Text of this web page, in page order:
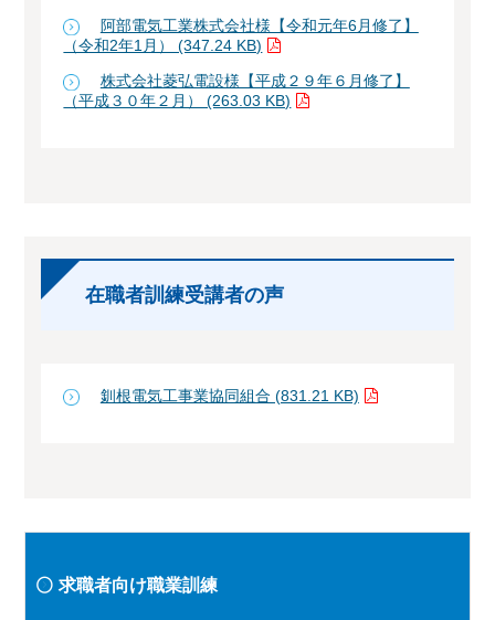
阿部電気工業株式会社様【令和元年6月修了】
（令和2年1月） (347.24 KB)
株式会社菱弘電設様【平成２９年６月修了】
（平成３０年２月） (263.03 KB)
在職者訓練受講者の声
釧根電気工事業協同組合 (831.21 KB)
求職者向け職業訓練